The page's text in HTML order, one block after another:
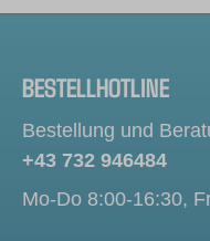
BESTELLHOTLINE
Bestellung und
+43 732 946484
Mo-Do 8:00-16:30,